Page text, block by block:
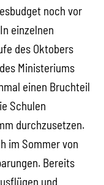
noch vor
einzelnen
des Oktobers
Ministeriums
einen Bruchteil
Schulen
durchzusetzen.
im Sommer von
Bereits
und